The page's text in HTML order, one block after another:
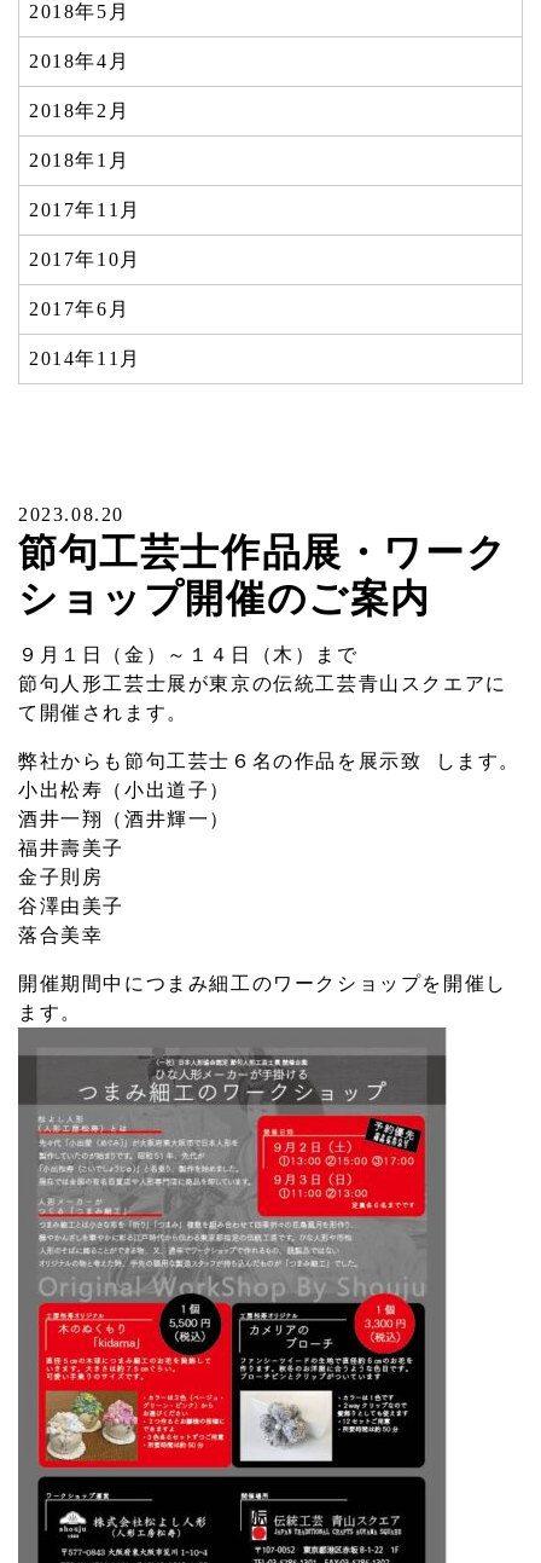
2018年5月
2018年4月
2018年2月
2018年1月
2017年11月
2017年10月
2017年6月
2014年11月
2023.08.20
節句工芸士作品展・ワーク
ショップ開催のご案内
９月１日（金）～１４日（木）まで
節句人形工芸士展が東京の伝統工芸青山スクエアに
て開催されます。
弊社からも節句工芸士６名の作品を展示致 します。
小出松寿（小出道子）
酒井一翔（酒井輝一）
福井壽美子
金子則房
谷澤由美子
落合美幸
開催期間中につまみ細工のワークショップを開催し
ます。